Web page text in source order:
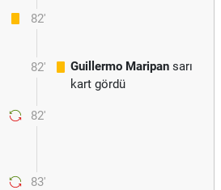
82'
82' Guillermo Maripan sarı
kart gördü
82'
83'